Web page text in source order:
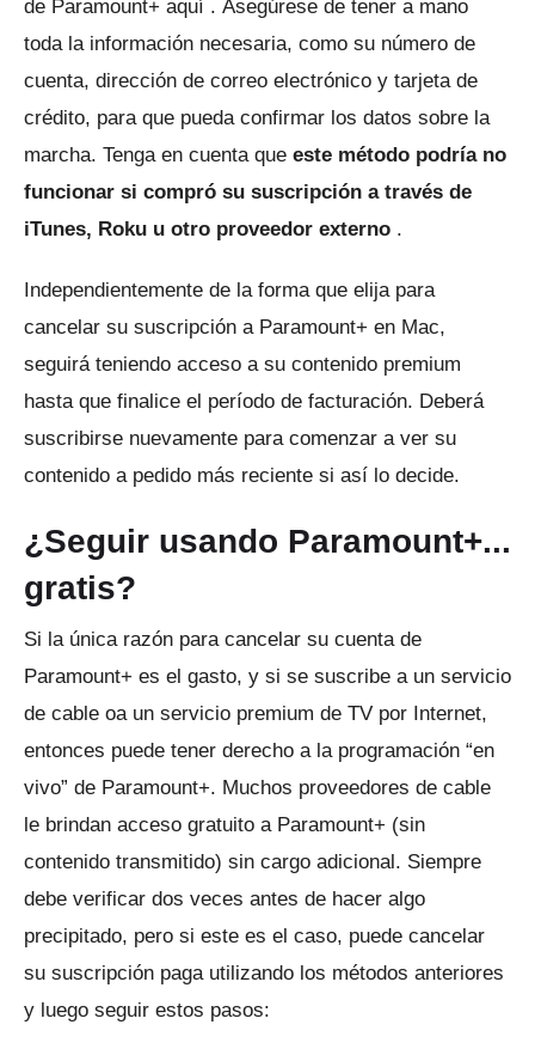
de Paramount+ aquí . Asegúrese de tener a mano
toda la información necesaria, como su número de
cuenta, dirección de correo electrónico y tarjeta de
crédito, para que pueda confirmar los datos sobre la
marcha. Tenga en cuenta que este método podría no
funcionar si compró su suscripción a través de
iTunes, Roku u otro proveedor externo .
Independientemente de la forma que elija para
cancelar su suscripción a Paramount+ en Mac,
seguirá teniendo acceso a su contenido premium
hasta que finalice el período de facturación. Deberá
suscribirse nuevamente para comenzar a ver su
contenido a pedido más reciente si así lo decide.
¿Seguir usando Paramount+...
gratis?
Si la única razón para cancelar su cuenta de
Paramount+ es el gasto, y si se suscribe a un servicio
de cable oa un servicio premium de TV por Internet,
entonces puede tener derecho a la programación “en
vivo” de Paramount+. Muchos proveedores de cable
le brindan acceso gratuito a Paramount+ (sin
contenido transmitido) sin cargo adicional. Siempre
debe verificar dos veces antes de hacer algo
precipitado, pero si este es el caso, puede cancelar
su suscripción paga utilizando los métodos anteriores
y luego seguir estos pasos: